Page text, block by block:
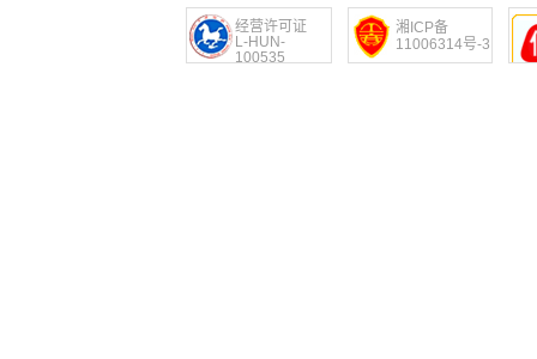
经营许可证
L-HUN-
100535
湘ICP备
11006314号-3